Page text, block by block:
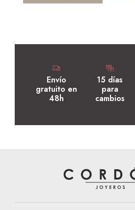
Envío
gratuito en
48h
15 días
para
cambios